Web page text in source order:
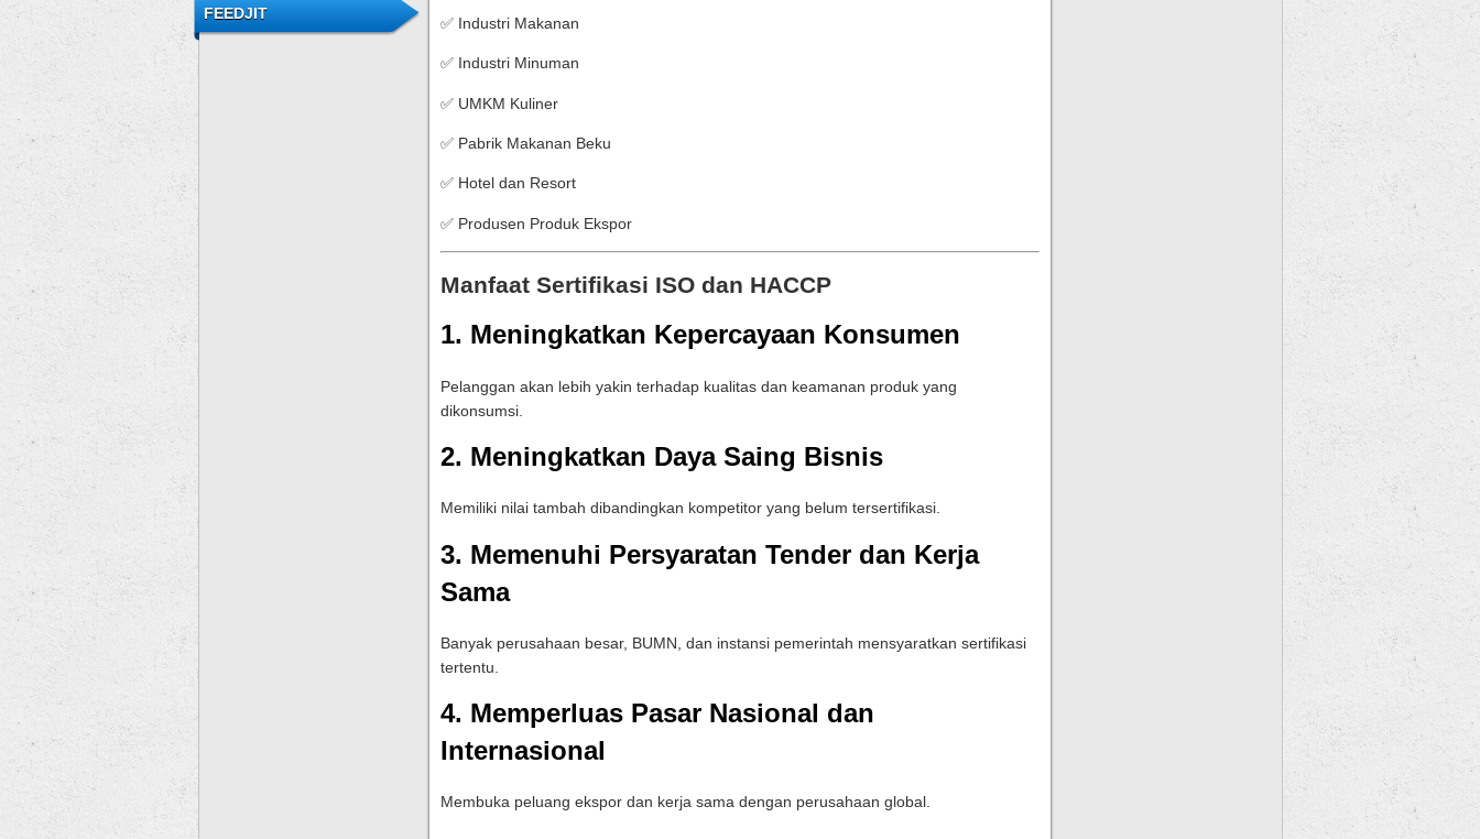
FEEDJIT
✅ Industri Makanan
✅ Industri Minuman
✅ UMKM Kuliner
✅ Pabrik Makanan Beku
✅ Hotel dan Resort
✅ Produsen Produk Ekspor
Manfaat Sertifikasi ISO dan HACCP
1. Meningkatkan Kepercayaan Konsumen
Pelanggan akan lebih yakin terhadap kualitas dan keamanan produk yang
dikonsumsi.
2. Meningkatkan Daya Saing Bisnis
Memiliki nilai tambah dibandingkan kompetitor yang belum tersertifikasi.
3. Memenuhi Persyaratan Tender dan Kerja
Sama
Banyak perusahaan besar, BUMN, dan instansi pemerintah mensyaratkan sertifikasi
tertentu.
4. Memperluas Pasar Nasional dan
Internasional
Membuka peluang ekspor dan kerja sama dengan perusahaan global.